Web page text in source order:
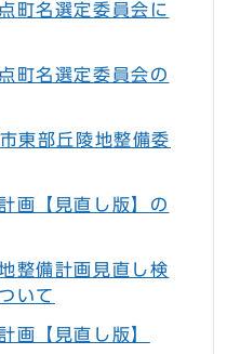
町名選定委員会に
町名選定委員会の
東部丘陵地整備委
画【見直し版】の
整備計画見直し検
いて
画【見直し版】